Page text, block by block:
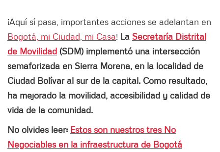
¡Aquí sí pasa, importantes acciones se adelantan en
Bogotá, mi Ciudad, mi Casa! La Secretaría Distrital
de Movilidad (SDM) implementó una intersección
semaforizada en Sierra Morena, en la localidad de
Ciudad Bolívar al sur de la capital. Como resultado,
ha mejorado la movilidad, accesibilidad y calidad de
vida de la comunidad.
No olvides leer: Estos son nuestros tres No
Negociables en la infraestructura de Bogotá